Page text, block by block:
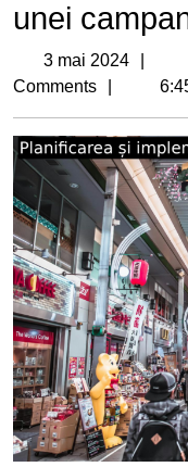
unei
3 mai 2024
mai
Comments